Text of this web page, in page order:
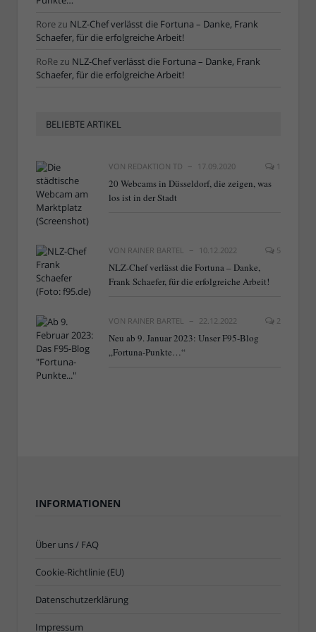
Rorezu NLZ-Chef verlässt die Fortuna – Danke, Frank
Schaefer, für die erfolgreiche Arbeit!
RoRezu NLZ-Chef verlässt die Fortuna – Danke, Frank
Schaefer, für die erfolgreiche Arbeit!
BELIEBTE ARTIKEL
VON REDAKTION TD 17.09.2020 1
20 Webcams in Düsseldorf, die zeigen, was
los ist in der Stadt
VON RAINER BARTEL 10.12.2022 5
NLZ-Chef verlässt die Fortuna – Danke,
Frank Schaefer, für die erfolgreiche Arbeit!
VON RAINER BARTEL 22.12.2022 2
Neu ab 9. Januar 2023: Unser F95-Blog
„Fortuna-Punkte…“
INFORMATIONEN
Über uns / FAQ
Cookie-Richtlinie (EU)
Datenschutzerklärung
Impressum